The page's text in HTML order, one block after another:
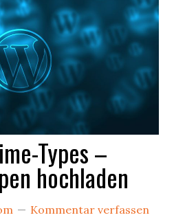
Types –
hochladen
Kommentar verfassen